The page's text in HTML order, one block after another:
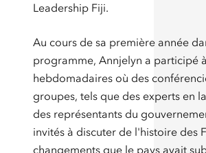
Leadership Fiji.
Au cours de sa première année
programme, Annjelyn a participé
hebdomadaires où des
groupes, tels que des experts en
des représentants du
invités à discuter de l'histoire des
changements que le pays avait